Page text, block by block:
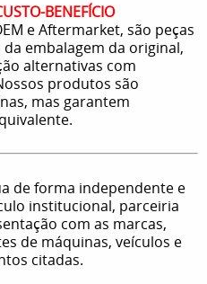
BENEFÍCIO
e Aftermarket, são peças
embalagem da original,
alternativas com
produtos são
mas garantem
de forma independente e
institucional, parceiria
com as marcas,
de máquinas, veículos e
citadas.